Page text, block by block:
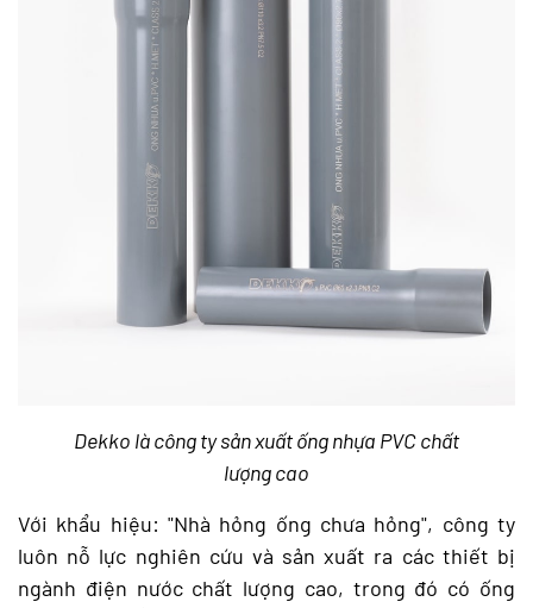
Dekko là công ty sản xuất ống nhựa PVC chất
lượng cao
Với khẩu hiệu: "Nhà hỏng ống chưa hỏng", công ty
luôn nỗ lực nghiên cứu và sản xuất ra các thiết bị
ngành điện nước chất lượng cao, trong đó có ống